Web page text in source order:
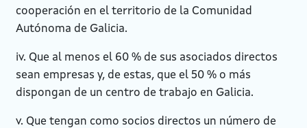
cooperación en el territorio de la Comunidad
Autónoma de Galicia.
iv. Que al menos el 60 % de sus asociados directos
sean empresas y, de estas, que el 50 % o más
dispongan de un centro de trabajo en Galicia.
v. Que tengan como socios directos un número de